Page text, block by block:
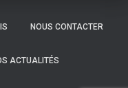
NOUS CONTACTER
ACTUALITÉS